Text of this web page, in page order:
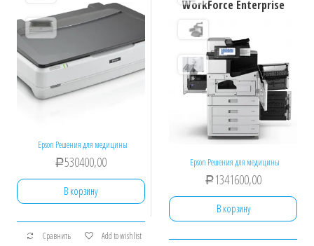
Epson Решения для медицины
Р530400,00
В корзину
Сравнить Add to wishlist
WorkForce Enterprise
Epson Решения для медицины
Р 1341600,00
В корзину